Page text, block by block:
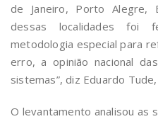
de Janeiro, Porto Alegre,
dessas localidades foi
metodologia especial para
erro, a opinião nacional
sistemas”, diz Eduardo
O levantamento analisou as